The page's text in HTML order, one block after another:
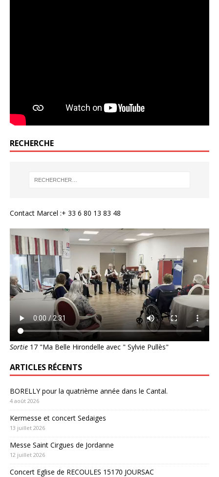
RECHERCHE
Contact Marcel :+ 33 6 80 13 83 48
Sortie 17 "Ma Belle Hirondelle avec " Sylvie Pullès"
ARTICLES RÉCENTS
BORELLY pour la quatrième année dans le Cantal.
4 août 2026
Kermesse et concert Sedaiges
13 juillet 2026
Messe Saint Cirgues de Jordanne
12 juillet 2026
Concert Eglise de RECOULES 15170 JOURSAC